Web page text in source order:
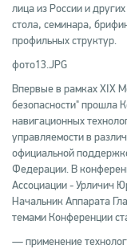
лица из России и
стола, семинара,
профильных структур.
фото13.JPG
Впервые в рамках XIX
безопасности" прошла
навигационных
управляемости в
официальной
Федерации. В
Ассоциации - Урличич
Начальник Аппарата
темами Конференции
— применение